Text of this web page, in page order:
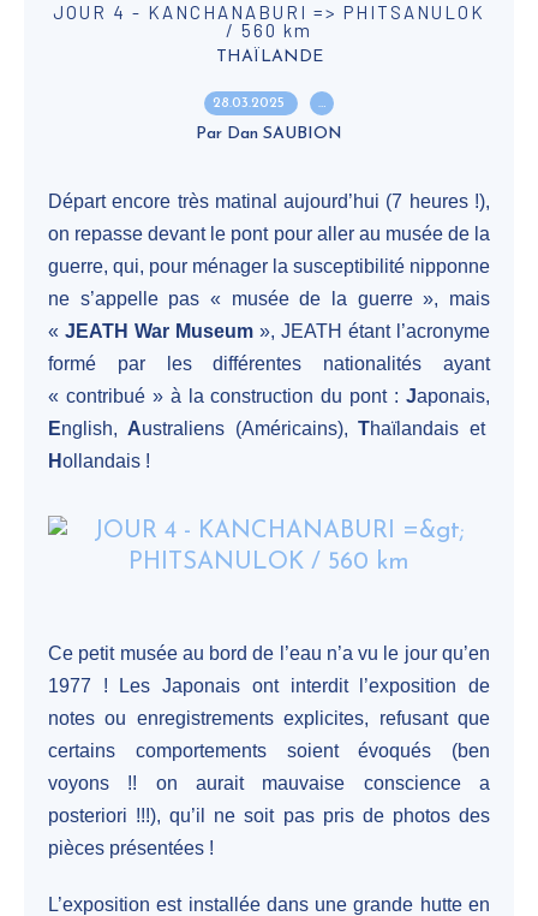
JOUR 4 - KANCHANABURI => PHITSANULOK
/ 560 km
THAÏLANDE
28.03.2025 …
Par Dan SAUBION
Départ encore très matinal aujourd’hui (7 heures !),
on repasse devant le pont pour aller au musée de la
guerre, qui, pour ménager la susceptibilité nipponne
ne s’appelle pas « musée de la guerre », mais
« JEATH War Museum », JEATH étant l’acronyme
formé par les différentes nationalités ayant
« contribué » à la construction du pont : Japonais,
English, Australiens (Américains),Thaïlandais et
Hollandais !
Ce petit musée au bord de l’eau n’a vu le jour qu’en
1977 ! Les Japonais ont interdit l’exposition de
notes ou enregistrements explicites, refusant que
certains comportements soient évoqués (ben
voyons !! on aurait mauvaise conscience a
posteriori !!!), qu’il ne soit pas pris de photos des
pièces présentées !
L’exposition est installée dans une grande hutte en